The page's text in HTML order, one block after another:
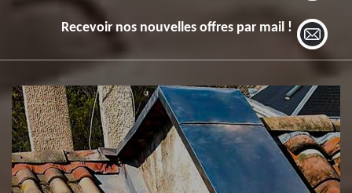
Recevoir nos nouvelles offres par mail !